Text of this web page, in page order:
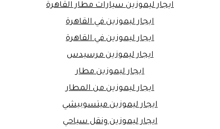
ايجار ليموزين سيارات مطار القاهرة
ايجار ليموزين في القاهرة
ايجار ليموزين في القاهرة
ايجار ليموزين مرسيدس
ايجار ليموزين مطار
ايجار ليموزين من المطار
ايجار ليموزين ميتسوبيشي
ايجار ليموزين ونقل سياحي